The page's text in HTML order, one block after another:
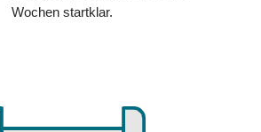
Wochen startklar.